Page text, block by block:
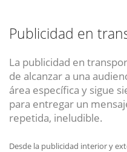
Publicidad en
La publicidad en
de alcanzar a una
área específica y sigue
para entregar un
repetida, ineludible.
Desde la publicidad interior y